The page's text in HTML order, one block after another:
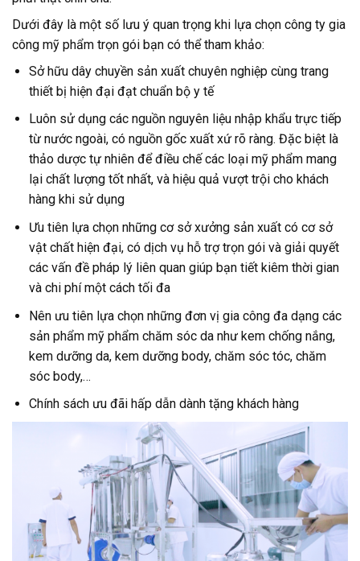
Dưới đây là một số lưu ý quan trọng khi lựa chọn công ty gia
công mỹ phẩm trọn gói bạn có thể tham khảo:
Sở hữu dây chuyền sản xuất chuyên nghiệp cùng trang
thiết bị hiện đại đạt chuẩn bộ y tế
Luôn sử dụng các nguồn nguyên liệu nhập khẩu trực tiếp
từ nước ngoài, có nguồn gốc xuất xứ rõ ràng. Đặc biệt là
thảo dược tự nhiên để điều chế các loại mỹ phẩm mang
lại chất lượng tốt nhất, và hiệu quả vượt trội cho khách
hàng khi sử dụng
Ưu tiên lựa chọn những cơ sở xưởng sản xuất có cơ sở
vật chất hiện đại, có dịch vụ hỗ trợ trọn gói và giải quyết
các vấn đề pháp lý liên quan giúp bạn tiết kiêm thời gian
và chi phí một cách tối đa
Nên ưu tiên lựa chọn những đơn vị gia công đa dạng các
sản phẩm mỹ phẩm chăm sóc da như kem chống nắng,
kem dưỡng da, kem dưỡng body, chăm sóc tóc, chăm
sóc body,…
Chính sách ưu đãi hấp dẫn dành tặng khách hàng